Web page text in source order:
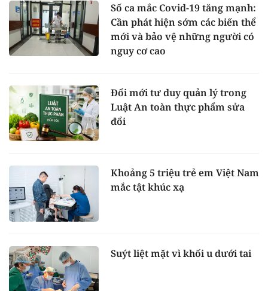
Số ca mắc Covid-19 tăng mạnh:
Cần phát hiện sớm các biến thể
mới và bảo vệ những người có
nguy cơ cao
Đổi mới tư duy quản lý trong
Luật An toàn thực phẩm sửa
đổi
Khoảng 5 triệu trẻ em Việt Nam
mắc tật khúc xạ
Suýt liệt mặt vì khối u dưới tai